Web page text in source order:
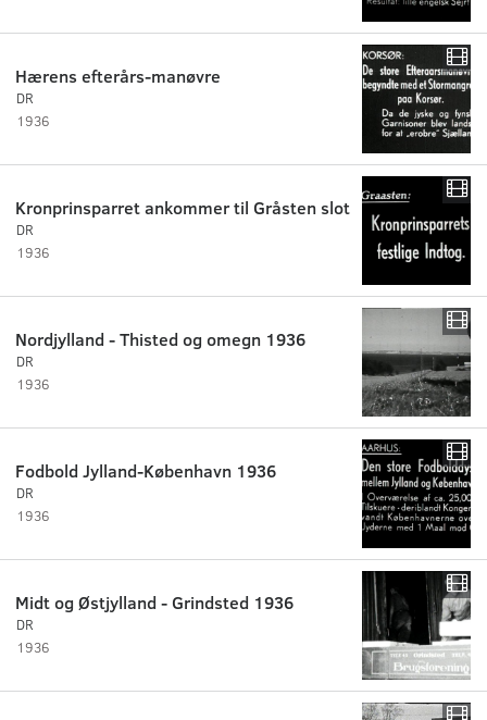
Hærens efterårs-manøvre
DR
1936
Kronprinsparret ankommer til Gråsten slot
DR
1936
Nordjylland - Thisted og omegn 1936
DR
1936
Fodbold Jylland-København 1936
DR
1936
Midt og Østjylland - Grindsted 1936
DR
1936